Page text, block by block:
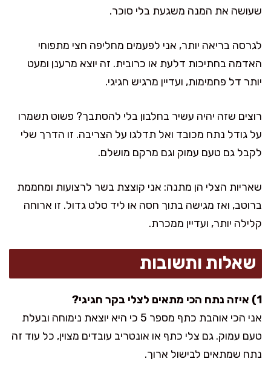
שעושה את המנה משגעת בלי סוכר.
לגרסה בריאה יותר, אני לפעמים מחליפה חצי מתפוחי
האדמה בחתיכות דלעת או כרובית. זה יוצא מרענן ומעט
יותר דל פחמימות, ועדיין מרגיש חגיגי.
רוצים שזה יהיה עשיר בחלבון בלי להסתבך? פשוט תשמרו
על גודל נתח מכובד ואל תדלגו על הצריבה. זו הדרך שלי
לקבל גם טעם עמוק וגם מרקם מושלם.
שאריות הצלי הן מתנה: אני קוצצת בשר לרצועות ומחממת
ברוטב, ואז מגישה בתוך חסה או ליד סלט גדול. זו ארוחה
קלילה יותר, ועדיין ממכרת.
שאלות ותשובות
1) איזה נתח הכי מתאים לצלי בקר חגיגי?
אני הכי אוהבת כתף מספר 5 כי היא יוצאת נימוחה ובעלת
טעם עמוק. גם צלי כתף או אונטריב עובדים מצוין, כל עוד זה
נתח שמתאים לבישול ארוך.